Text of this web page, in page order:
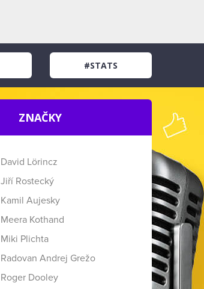
#STATS
ZNAČKY
David Lörincz
Jiří Rostecký
Kamil Aujesky
Meera Kothand
Miki Plichta
Radovan Andrej Grežo
Roger Dooley